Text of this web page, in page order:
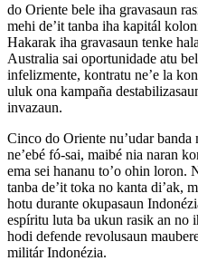
do Oriente bele iha gravasaun
mehi de’it tanba iha kapitál
Hakarak iha gravasaun tenke
Australia sai oportunidade atu
infelizmente, kontratu ne’e la
uluk ona kampaña
invazaun.
Cinco do Oriente nu’udar
ne’ebé fó-sai, maibé nia naran
ema sei hananu to’o ohin loron.
tanba de’it toka no kanta di’ak,
hotu durante okupasaun
espíritu luta ba ukun rasik an no
hodi defende revolusaun
militár Indonézia.